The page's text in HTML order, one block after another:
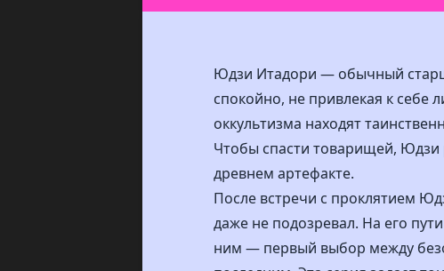
Юдзи Итадори — обычный
спокойно, не привлекая к себе
оккультизма находят
Чтобы спасти товарищей, Юдзи
древнем артефакте.
После встречи с проклятием
даже не подозревал. На его
ним — первый выбор между